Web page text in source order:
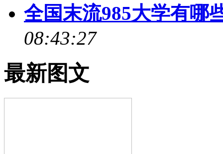
全国末流985大学有哪
08:43:27
最新图文